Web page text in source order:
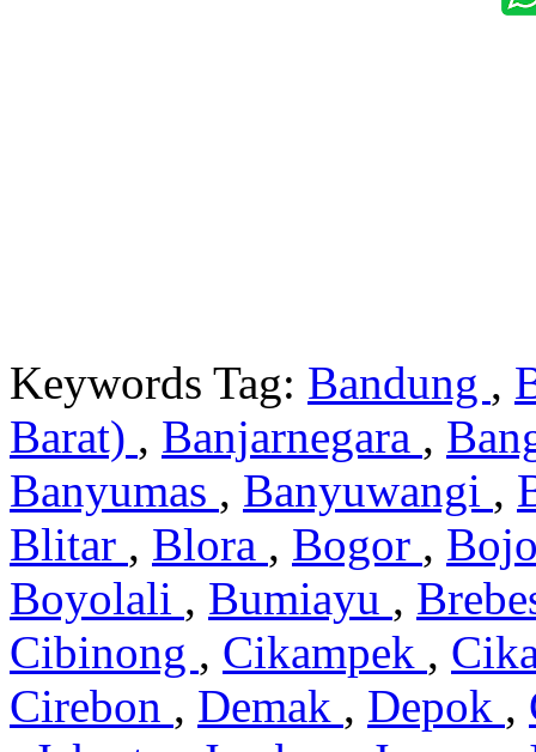
Keywords Tag: Bandung ,
Barat) , Banjarnegara ,
Banyumas , Banyuwangi ,
Blitar , Blora , Bogor ,
Boyolali , Bumiayu ,
Cibinong , Cikampek ,
Cirebon , Demak , Depok ,